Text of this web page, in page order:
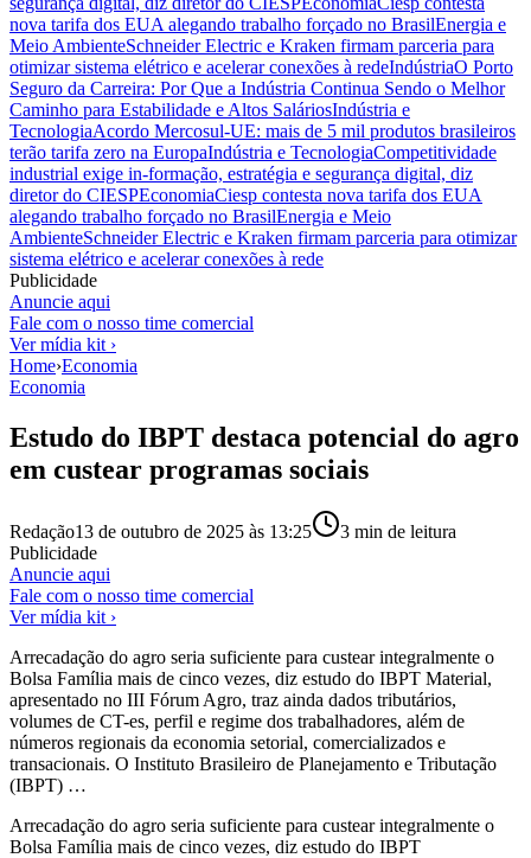
nova tarifa dos EUA alegando trabalho forçado no BrasilEnergia e
Meio AmbienteSchneider Electric e Kraken firmam parceria para
otimizar sistema elétrico e acelerar conexões à redeIndústriaO Porto
Seguro da Carreira: Por Que a Indústria Continua Sendo o Melhor
Caminho para Estabilidade e Altos SaláriosIndústria e
TecnologiaAcordo Mercosul-UE: mais de 5 mil produtos brasileiros
terão tarifa zero na EuropaIndústria e TecnologiaCompetitividade
industrial exige in-formação, estratégia e segurança digital, diz
diretor do CIESPEconomiaCiesp contesta nova tarifa dos EUA
alegando trabalho forçado no BrasilEnergia e Meio
AmbienteSchneider Electric e Kraken firmam parceria para otimizar
sistema elétrico e acelerar conexões à rede
Publicidade
Anuncie aqui
Fale com o nosso time comercial
Ver mídia kit ›
Home›Economia
Economia
Estudo do IBPT destaca potencial do agro
em custear programas sociais
Redação13 de outubro de 2025 às 13:25 3 min de leitura
Publicidade
Anuncie aqui
Fale com o nosso time comercial
Ver mídia kit ›
Arrecadação do agro seria suficiente para custear integralmente o
Bolsa Família mais de cinco vezes, diz estudo do IBPT Material,
apresentado no III Fórum Agro, traz ainda dados tributários,
volumes de CT-es, perfil e regime dos trabalhadores, além de
números regionais da economia setorial, comercializados e
transacionais. O Instituto Brasileiro de Planejamento e Tributação
(IBPT) …
Arrecadação do agro seria suficiente para custear integralmente o
Bolsa Família mais de cinco vezes, diz estudo do IBPT